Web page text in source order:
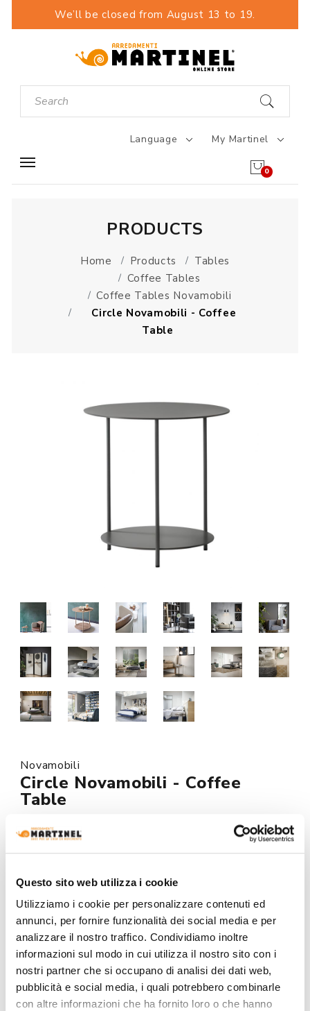
Questo sito web utilizza i cookie
Utilizziamo i cookie per personalizzare contenuti ed
annunci, per fornire funzionalità dei social media e per
analizzare il nostro traffico. Condividiamo inoltre
informazioni sul modo in cui utilizza il nostro sito con i
nostri partner che si occupano di analisi dei dati web,
pubblicità e social media, i quali potrebbero combinarle
con altre informazioni che ha fornito loro o che hanno
We’ll be closed from August 13 to 19.
Language My Martinel
0
PRODUCTS
Home Products
Tables
Coffee Tables
Coffee Tables Novamobili
Circle Novamobili - Coffee
Table
Novamobili
Circle Novamobili - Coffee
Table
Request the price for this product by clicking on the
Made to order
MODEL :
STRUCTURE FINISHING: